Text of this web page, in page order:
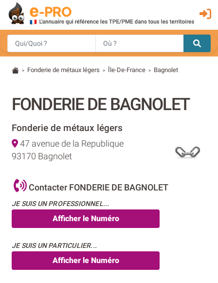
> Fonderie de métaux légers > Île-De-France > Bagnolet
FONDERIE DE BAGNOLET
Fonderie de métaux légers
47 avenue de la Republique
93170 Bagnolet
Contacter FONDERIE DE BAGNOLET
JE SUIS UN PROFESSIONNEL...
Afficher le Numéro
JE SUIS UN PARTICULIER...
Afficher le Numéro